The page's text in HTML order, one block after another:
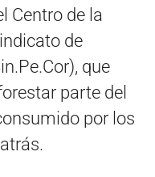
Centro de la
de
que
parte del
por los